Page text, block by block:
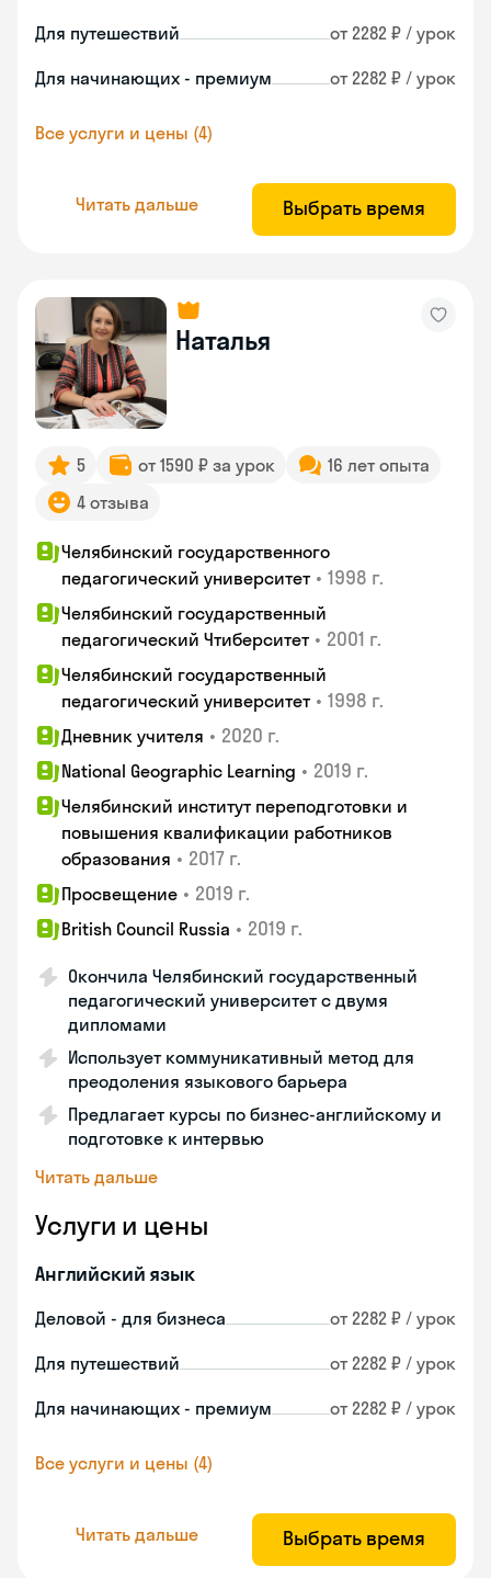
Для путешествий от 2282 ₽ / урок
Для начинающих - премиум от 2282 ₽ / урок
Все услуги и цены (4)
Читать дальше Выбрать время
Наталья
5 от 1590 ₽ за урок
16 лет опыта
4 отзыва
Челябинский государственного
педагогический университет • 1998 г.
Челябинский государственный
педагогический Чтиберситет • 2001 г.
Челябинский государственный
педагогический университет • 1998 г.
Дневник учителя • 2020 г.
National Geographic Learning • 2019 г.
Челябинский институт переподготовки и
повышения квалификации работников
образования • 2017 г.
Просвещение • 2019 г.
British Council Russia • 2019 г.
Окончила Челябинский государственный
педагогический университет с двумя
дипломами
Использует коммуникативный метод для
преодоления языкового барьера
Предлагает курсы по бизнес-английскому и
подготовке к интервью
Читать дальше
Услуги и цены
Английский язык
Деловой - для бизнеса от 2282 ₽ / урок
Для путешествий от 2282 ₽ / урок
Для начинающих - премиум от 2282 ₽ / урок
Все услуги и цены (4)
Читать дальше Выбрать время